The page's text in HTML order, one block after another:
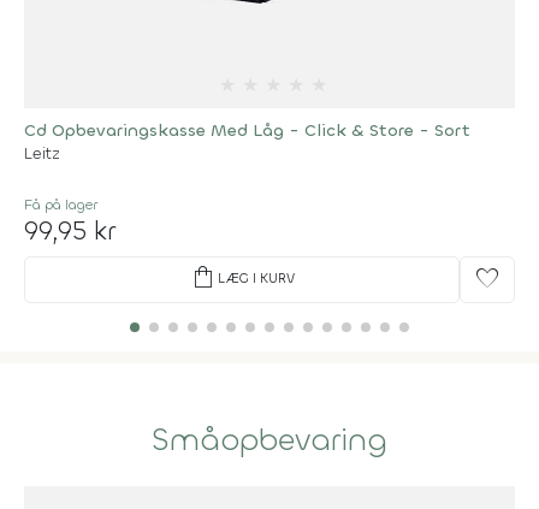
Cd Opbevaringskasse Med Låg - Click & Store - Sort
Leitz
Få på lager
99,95 kr
shopping_bag LÆG I KURV favorite
Småopbevaring